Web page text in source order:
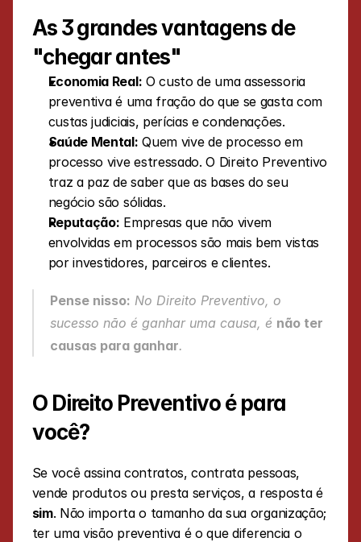
As 3 grandes vantagens de
"chegar antes"
Economia Real: O custo de uma assessoria
preventiva é uma fração do que se gasta com
custas judiciais, perícias e condenações.
Saúde Mental: Quem vive de processo em
processo vive estressado. O Direito Preventivo
traz a paz de saber que as bases do seu
negócio são sólidas.
Reputação: Empresas que não vivem
envolvidas em processos são mais bem vistas
por investidores, parceiros e clientes.
Pense nisso: No Direito Preventivo, o
sucesso não é ganhar uma causa, é não ter
causas para ganhar.
O Direito Preventivo é para
você?
Se você assina contratos, contrata pessoas,
vende produtos ou presta serviços, a resposta é
sim. Não importa o tamanho da sua organização;
ter uma visão preventiva é o que diferencia o